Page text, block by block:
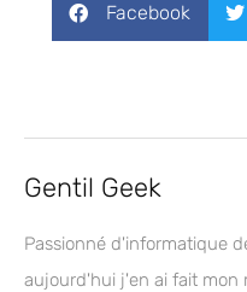
Facebook
Gentil Geek
Passionné d'informatique
aujourd'hui j'en ai fait mon